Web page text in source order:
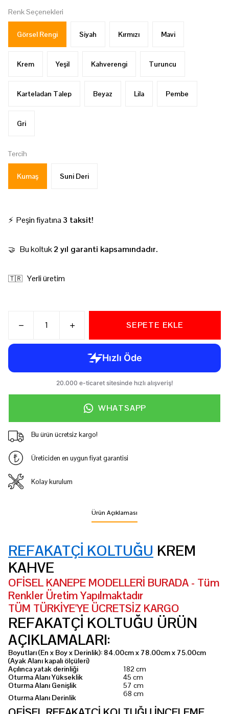
Renk Seçenekleri
Görsel Rengi Siyah Kırmızı Mavi
Krem Yeşil Kahverengi Turuncu
Karteladan Talep Beyaz Lila Pembe
Gri
Tercih
Kumaş Suni Deri
⚡ Peşin fiyatına 3 taksit!
🤝 Bu koltuk2 yıl garanti kapsamındadır.
🇹🇷 Yerli üretim
SEPETE EKLE
WHATSAPP
Bu ürün ücretsiz kargo!
Üreticiden en uygun fiyat garantisi
Kolay kurulum
Ürün Açıklaması
REFAKATÇİ KOLTUĞU KREM
KAHVE
OFİSEL KANEPE MODELLERİ BURADA - Tüm
Renkler Üretim Yapılmaktadır
TÜM TÜRKİYE'YE ÜCRETSİZ KARGO
REFAKATÇİ KOLTUĞU ÜRÜN
AÇIKLAMALARI:
Boyutları (En x Boy x Derinlik): 84.00cm x 78.00cm x 75.00cm
(Ayak Alanı kapalı ölçüleri)
Açılınca yatak derinliği
182 cm
Oturma Alanı Yükseklik
45 cm
Oturma Alanı Genişlik
57 cm
Oturma Alanı Derinlik
68 cm